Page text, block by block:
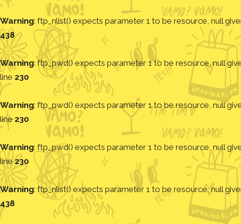
Warning: ftp_nlist() expects parameter 1 to be resource, null
438
Warning: ftp_pwd() expects parameter 1 to be resource, null
line 230
Warning: ftp_pwd() expects parameter 1 to be resource, null
line230
Warning: ftp_pwd() expects parameter 1 to be resource, null
line230
Warning: ftp_nlist() expects parameter 1 to be resource, null
438